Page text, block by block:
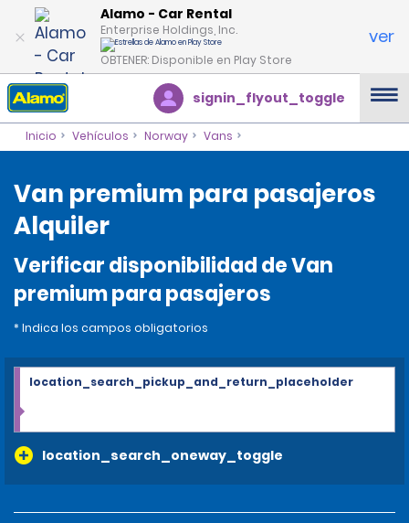
Alamo - Car Rental
Enterprise Holdings, Inc.
OBTENER: Disponible en Play Store
ver
signin_flyout_toggle
Inicio Vehículos Norway Vans
Van premium para pasajeros
Alquiler
Verificar disponibilidad de Van
premium para pasajeros
* Indica los campos obligatorios
location_search_oneway_toggle
location_search_pickup_and_return_placeholder